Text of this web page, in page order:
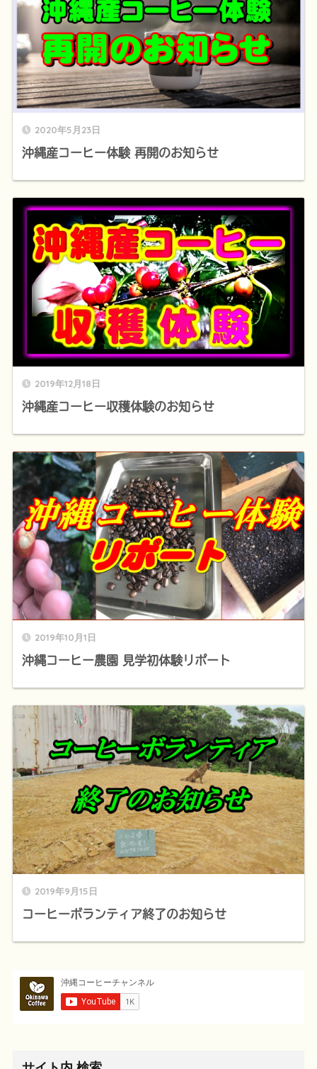
2020年5月23日
沖縄産コーヒー体験 再開のお知らせ
2019年12月18日
沖縄産コーヒー収穫体験のお知らせ
2019年10月1日
沖縄コーヒー農園 見学初体験リポート
2019年9月15日
コーヒーボランティア終了のお知らせ